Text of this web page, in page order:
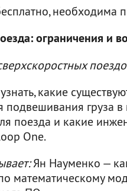
необходима
ограничения и
какие
груза в
поезда и какие
One.
Ян Науменко —
математическому